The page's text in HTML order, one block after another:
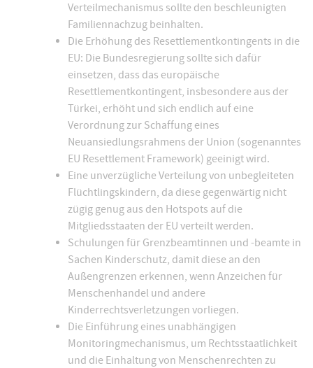
Verteilmechanismus sollte den beschleunigten
Familiennachzug beinhalten.
Die Erhöhung des Resettlementkontingents in die
EU: Die Bundesregierung sollte sich dafür
einsetzen, dass das europäische
Resettlementkontingent, insbesondere aus der
Türkei, erhöht und sich endlich auf eine
Verordnung zur Schaffung eines
Neuansiedlungsrahmens der Union (sogenanntes
EU Resettlement Framework) geeinigt wird.
Eine unverzügliche Verteilung von unbegleiteten
Flüchtlingskindern, da diese gegenwärtig nicht
zügig genug aus den Hotspots auf die
Mitgliedsstaaten der EU verteilt werden.
Schulungen für Grenzbeamtinnen und -beamte in
Sachen Kinderschutz, damit diese an den
Außengrenzen erkennen, wenn Anzeichen für
Menschenhandel und andere
Kinderrechtsverletzungen vorliegen.
Die Einführung eines unabhängigen
Monitoringmechanismus, um Rechtsstaatlichkeit
und die Einhaltung von Menschenrechten zu